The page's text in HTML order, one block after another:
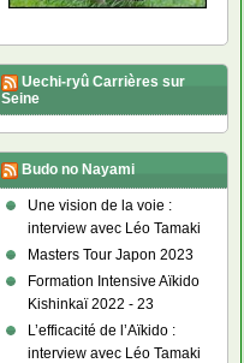
Uechi-ryû Carrières sur
Seine
Budo no Nayami
Une vision de la voie :
interview avec Léo Tamaki
Masters Tour Japon 2023
Formation Intensive Aïkido
Kishinkaï 2022 - 23
L’efficacité de l’Aïkido :
interview avec Léo Tamaki